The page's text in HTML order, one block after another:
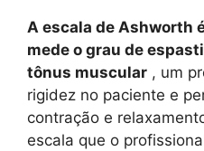
A escala de Ashworth
mede o grau de
tônus ​​muscular , um
rigidez no paciente e
contração e
escala que o